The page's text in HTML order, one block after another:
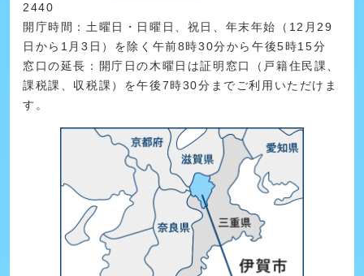
2440
開庁時間：土曜日・日曜日、祝日、年末年始（12月29
日から1月3日）を除く午前8時30分から午後5時15分
窓口の延長：開庁日の木曜日は証明窓口（戸籍住民課、
課税課、収税課）を午後7時30分までご利用いただけま
す。